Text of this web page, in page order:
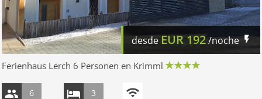
desdeEUR192/noche
Ferienhaus Lerch 6 Personen en Krimml
6 3